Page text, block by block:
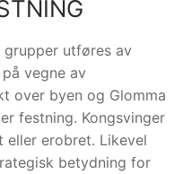
utføres av
vegne av
over byen og Glomma
festning. Kongsvinger
erobret. Likevel
betydning for